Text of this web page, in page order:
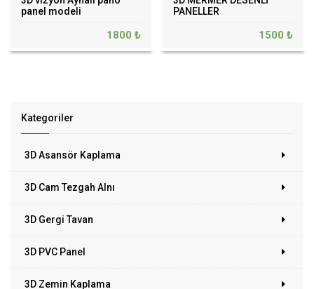
Kategoriler
3D Asansör Kaplama
3D Cam Tezgah Alnı
3D Gergi Tavan
3D PVC Panel
3D Zemin Kaplama
panel modeli
1800 ₺
PANELLER
1500 ₺